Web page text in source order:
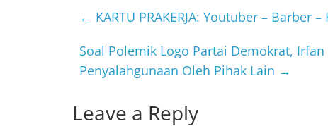
b
o
o
← KARTU PRAKERJA: Youtuber – Barber
Soal Polemik Logo Partai Demokrat,
Penyalahgunaan Oleh Pihak Lain →
Leave a Reply